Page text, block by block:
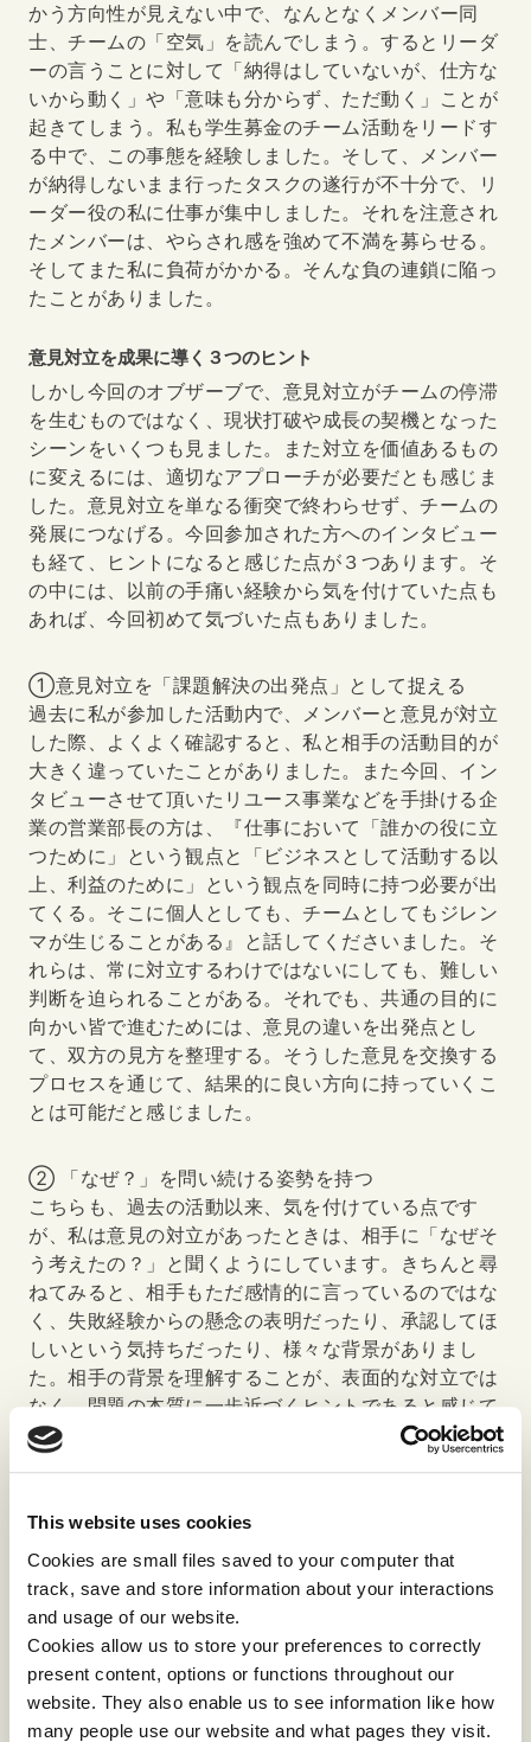
This website uses cookies
Cookies are small files saved to your computer that
track, save and store information about your interactions
and usage of our website.
Cookies allow us to store your preferences to correctly
present content, options or functions throughout our
website. They also enable us to see information like how
many people use our website and what pages they visit.
かう方向性が見えない中で、なんとなくメンバー同
士、チームの「空気」を読んでしまう。するとリーダ
ーの言うことに対して「納得はしていないが、仕方な
いから動く」や「意味も分からず、ただ動く」ことが
起きてしまう。私も学生募金のチーム活動をリードす
る中で、この事態を経験しました。そして、メンバー
が納得しないまま行ったタスクの遂行が不十分で、リ
ーダー役の私に仕事が集中しました。それを注意され
たメンバーは、やらされ感を強めて不満を募らせる。
そしてまた私に負荷がかかる。そんな負の連鎖に陥っ
たことがありました。
意見対立を成果に導く３つのヒント
しかし今回のオブザーブで、意見対立がチームの停滞
を生むものではなく、現状打破や成長の契機となった
シーンをいくつも見ました。また対立を価値あるもの
に変えるには、適切なアプローチが必要だとも感じま
した。意見対立を単なる衝突で終わらせず、チームの
発展につなげる。今回参加された方へのインタビュー
も経て、ヒントになると感じた点が３つあります。そ
の中には、以前の手痛い経験から気を付けていた点も
あれば、今回初めて気づいた点もありました。
①意見対立を「課題解決の出発点」として捉える
過去に私が参加した活動内で、メンバーと意見が対立
した際、よくよく確認すると、私と相手の活動目的が
大きく違っていたことがありました。また今回、イン
タビューさせて頂いたリユース事業などを手掛ける企
業の営業部長の方は、『仕事において「誰かの役に立
つために」という観点と「ビジネスとして活動する以
上、利益のために」という観点を同時に持つ必要が出
てくる。そこに個人としても、チームとしてもジレン
マが生じることがある』と話してくださいました。そ
れらは、常に対立するわけではないにしても、難しい
判断を迫られることがある。それでも、共通の目的に
向かい皆で進むためには、意見の違いを出発点とし
て、双方の見方を整理する。そうした意見を交換する
プロセスを通じて、結果的に良い方向に持っていくこ
とは可能だと感じました。
② 「なぜ？」を問い続ける姿勢を持つ
こちらも、過去の活動以来、気を付けている点です
が、私は意見の対立があったときは、相手に「なぜそ
う考えたの？」と聞くようにしています。きちんと尋
ねてみると、相手もただ感情的に言っているのではな
く、失敗経験からの懸念の表明だったり、承認してほ
しいという気持ちだったり、様々な背景がありまし
た。相手の背景を理解することが、表面的な対立では
なく、問題の本質に一歩近づくヒントであると感じて
います。今回の社会人の方々によるチーム活動内で
けるのではなく、対話を重ねていきました。そしてお
互いの考えの背景を知り、主張の理解を深めたこと
で、より良い解決策が導き出されていきました。そう
して、最終的にチームとして一つの結論にたどり着
く。すると、そこには「やらされている」ではなく、
「自分たちが納得して決めた」という感覚が生まれて
いるように見受けられました。これは、対話を経たか
らこそ、たどり着けることだと感じました。